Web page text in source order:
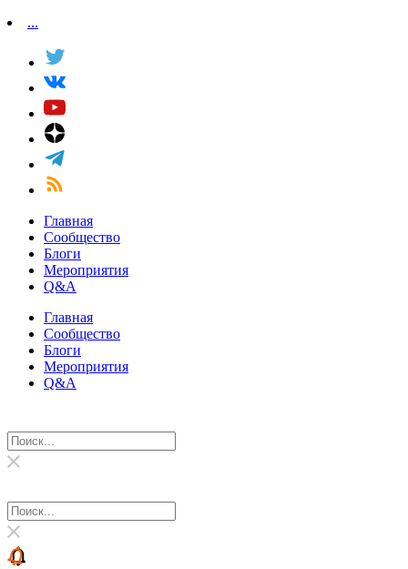
...
Главная
Сообщество
Блоги
Мероприятия
Q&A
Главная
Сообщество
Блоги
Мероприятия
Q&A